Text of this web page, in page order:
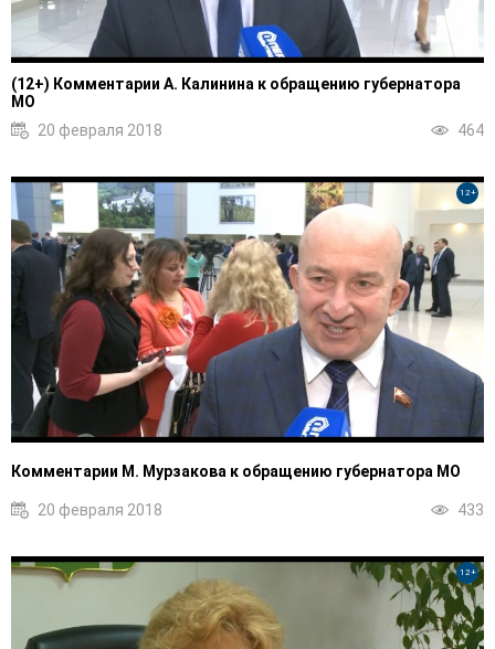
(12+) Комментарии А. Калинина к обращению губернатора
МО
20 февраля 2018
464
Комментарии М. Мурзакова к обращению губернатора МО
20 февраля 2018 433
12+
12+